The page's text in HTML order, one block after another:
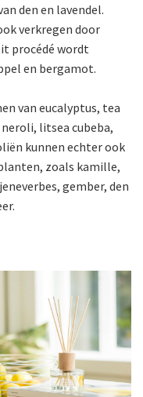
den en lavendel.
verkregen door
procédé wordt
en bergamot.
van eucalyptus, tea
litsea cubeba,
kunnen echter ook
zoals kamille,
gember, den